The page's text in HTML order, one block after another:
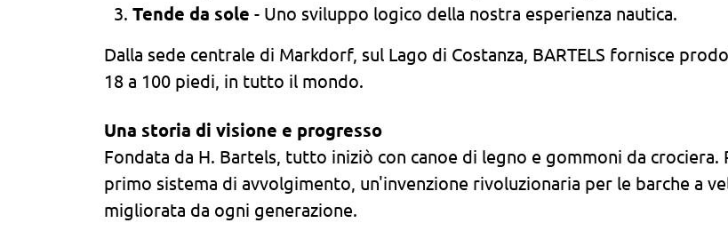
Tende da sole - Uno sviluppo logico della nostra esperienza nautica.
Dalla sede centrale di Markdorf, sul Lago di Costanza, BARTELS fornisce
18 a 100 piedi, in tutto il mondo.
Una storia di visione e progresso
Fondata da H. Bartels, tutto iniziò con canoe di legno e gommoni da
primo sistema di avvolgimento, un'invenzione rivoluzionaria per le barche a
migliorata da ogni generazione.